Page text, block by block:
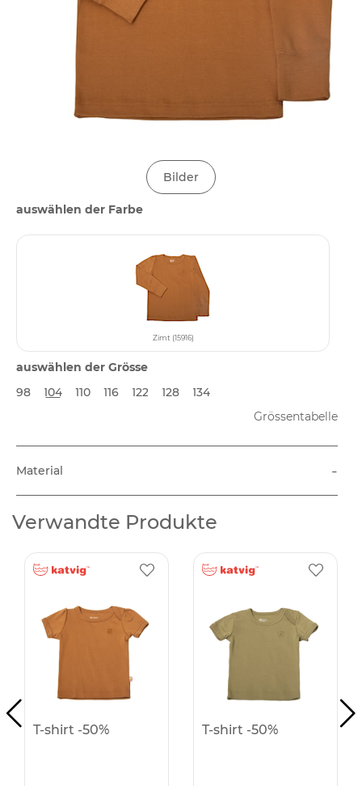
Bilder
auswählen der Farbe
Zimt (15916)
auswählen der Grösse
98
104 110 116 122 128
134
Grössentabelle
Material -
Verwandte Produkte
T-shirt -50% T-shirt -50%